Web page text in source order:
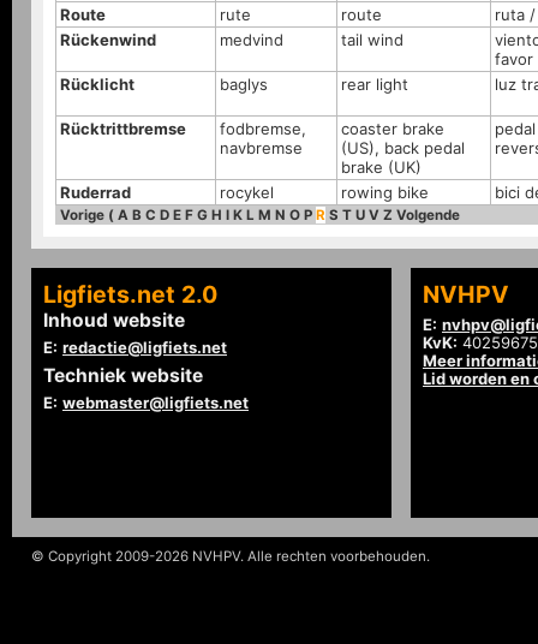
Route rute route
ruta
Rückenwind
medvind tail wind
favor
Rücklicht
baglys rear light luz
Rücktrittbremse
fodbremse,
navbremse
coaster brake
(US), back pedal
brake (UK)
Ruderrad rocykel rowing bike bici
Vorige ( A B C D E F G H I K L M N O P R S T U V Z Volgende
Ligfiets.net 2.0
Inhoud website
E: redactie@ligfiets.net
Techniek website
E: webmaster@ligfiets.net
NVHPV
E:
KvK: 40259675
Meer
Lid worden en
© Copyright 2009-2026 NVHPV. Alle rechten voorbehouden.